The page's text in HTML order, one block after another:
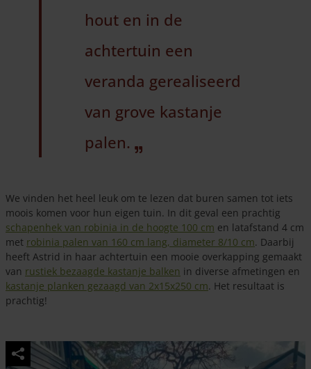
hout en in de
achtertuin een
veranda gerealiseerd
van grove kastanje
palen.
We vinden het heel leuk om te lezen dat buren samen tot iets
moois komen voor hun eigen tuin. In dit geval een prachtig
schapenhek van robinia in de hoogte 100 cm en latafstand 4 cm
met robinia palen van 160 cm lang, diameter 8/10 cm. Daarbij
heeft Astrid in haar achtertuin een mooie overkapping gemaakt
van rustiek bezaagde kastanje balken in diverse afmetingen en
kastanje planken gezaagd van 2x15x250 cm. Het resultaat is
prachtig!